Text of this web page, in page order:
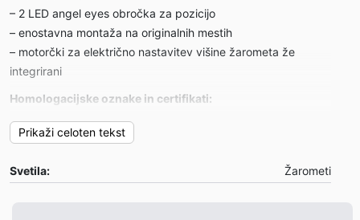
– 2 LED angel eyes obročka za pozicijo
– enostavna montaža na originalnih mestih
– motorčki za električno nastavitev višine žarometa že
integrirani
Homologacijske oznake in certifikati:
– E-oznaka na žarometih
Garancija:
– 1 leto
Prikaži celoten tekst
Svetila: Žarometi